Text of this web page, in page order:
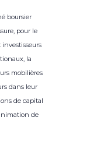
boursier
pour le
la
mobilières
dans leur
de capital
de